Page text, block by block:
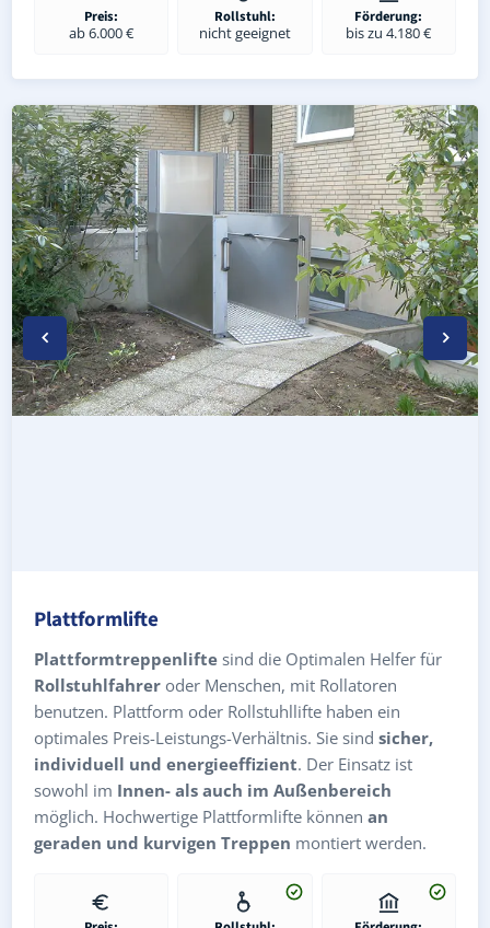
Preis:
ab 6.000 €
Rollstuhl:
nicht geeignet
Förderung:
bis zu 4.180 €
Wetterfester Plattformlift außen in Bad Kleinen
Rollstuhl-Plattformlift in Bad Kleinen (Landkreis
Plattformlifte
Plattformtreppenlifte sind die Optimalen Helfer für
Rollstuhlfahrer oder Menschen, mit Rollatoren
benutzen. Plattform oder Rollstuhllifte haben ein
optimales Preis-Leistungs-Verhältnis. Sie sind sicher,
individuell und energieeffizient. Der Einsatz ist
sowohl im Innen- als auch im Außenbereich
möglich. Hochwertige Plattformlifte können an
geraden und kurvigen Treppen montiert werden.